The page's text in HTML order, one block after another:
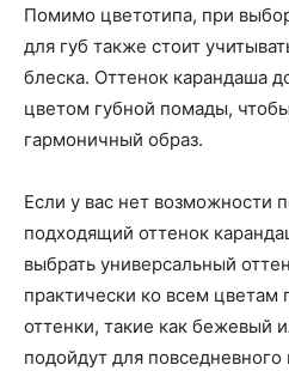
Помимо цветотипа, при
для губ также стоит
блеска. Оттенок карандаша
цветом губной помады,
гармоничный образ.
Если у вас нет возможности
подходящий оттенок
выбрать универсальный
практически ко всем
оттенки, такие как бежевый
подойдут для